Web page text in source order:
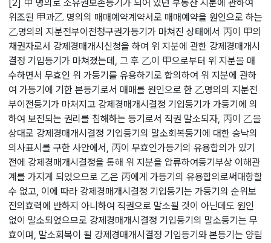
[2] 甲 명의로 소유권보존등기가 되어 있던 부동산 지분에 관하여
위조된 甲과乙 명의의 매매예약계약서로 매매예약을 원인으로 하는
乙명의의 지분전부이전청구권가등기가 마쳐진 상태에서 丙이 甲의
채권자로서 강제경매개시신청을 하여 위 지분에 관한 강제경매개시
결정 기입등기가 마쳐졌는데, 그 후 乙이 甲으로부터 위 지분을 매
수하면서 무효인 위 가등기를 유용하기로 합의하여 위 지분에 관하
여 가등기에 기한 본등기로서 매매를 원인으로 한 乙명의의 지분전
부이전등기가 마쳐지고 강제경매개시결정 기입등기가 가등기에 의
하여 보전되는 권리를 침해하는 등기로서 직권 말소되자, 丙이 乙을
상대로 강제경매개시결정 기입등기의 말소회복등기에 대한 승낙의
의사표시를 구한 사안에서, 丙이 무효인가등기의 유용합의가 있기
전에 강제경매개시결정을 통해 위 지분을 압류하여등기부상 이해관
계를 가지게 되었으므로 乙은 丙에게 가등기의 유용합의로써대항할
수 없고, 이에 따라 강제경매개시결정 기입등기는 가등기의 순위보
전의효력에 반하지 아니하여 직권으로 말소될 것이 아닌데도 원인
없이 말소되었으므로 강제경매개시결정 기입등기의 말소등기는 무
효이며, 말소회복이 될 강제경매개시결정 기입등기와 본등기는 양립